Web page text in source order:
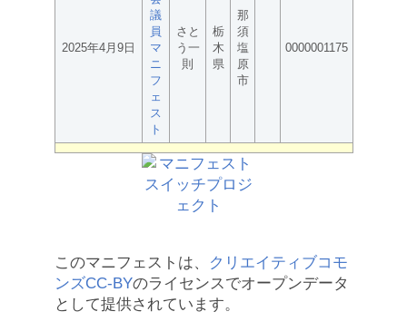
2025年4月9日
議
員
マ
ニ
フ
ェ
ス
ト
さと
う一
則
栃
木
県
那
須
塩
原
市
0000001175
このマニフェストは、
クリエイティブコモ
ンズCC-BYのライセンスでオープンデータ
として提供されています。